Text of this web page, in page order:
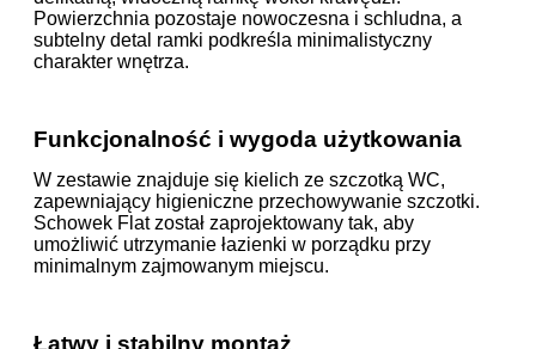
Powierzchnia pozostaje nowoczesna i schludna, a
subtelny detal ramki podkreśla minimalistyczny
charakter wnętrza.
Funkcjonalność i wygoda użytkowania
W zestawie znajduje się kielich ze szczotką WC,
zapewniający higieniczne przechowywanie szczotki.
Schowek Flat został zaprojektowany tak, aby
umożliwić utrzymanie łazienki w porządku przy
minimalnym zajmowanym miejscu.
Łatwy i stabilny montaż